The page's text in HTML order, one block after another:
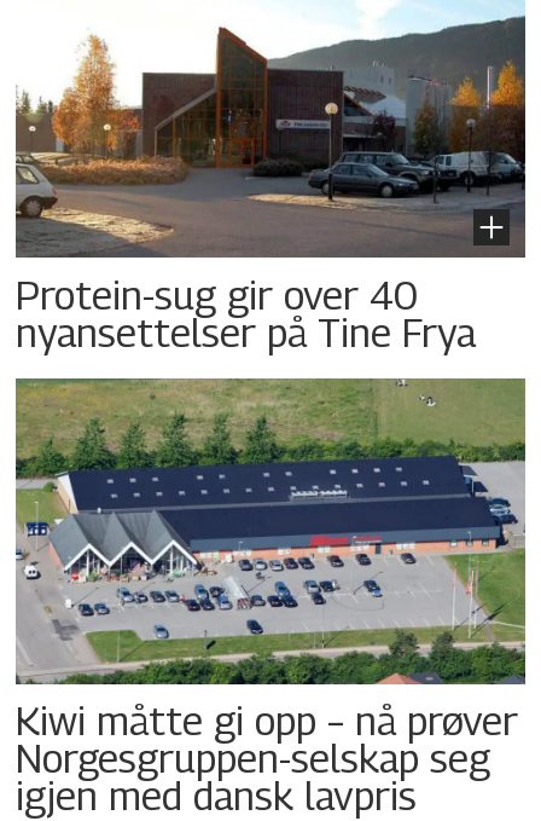
Protein-sug gir over 40
nyansettelser på Tine Frya
Kiwi måtte gi opp – nå prøver
Norgesgruppen-selskap seg
igjen med dansk lavpris